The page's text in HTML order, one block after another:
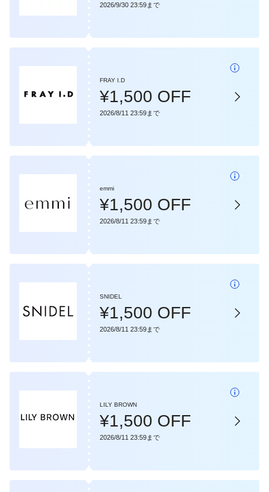
2026/9/30 23:59まで
FRAY I.D
¥1,500 OFF
2026/8/11 23:59まで
emmi
¥1,500 OFF
2026/8/11 23:59まで
SNIDEL
¥1,500 OFF
2026/8/11 23:59まで
LILY BROWN
¥1,500 OFF
2026/8/11 23:59まで